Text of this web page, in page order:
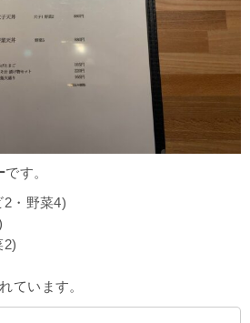
です。
2・野菜4)
2)
ています。